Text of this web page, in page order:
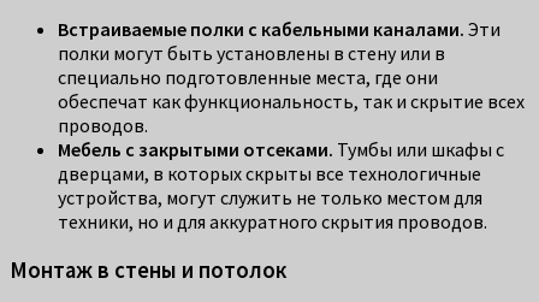
Встраиваемые полки с кабельными каналами. Эти
полки могут быть установлены в стену или в
специально подготовленные места, где они
обеспечат как функциональность, так и скрытие всех
проводов.
Мебель с закрытыми отсеками. Тумбы или шкафы с
дверцами, в которых скрыты все технологичные
устройства, могут служить не только местом для
техники, но и для аккуратного скрытия проводов.
Монтаж в стены и потолок